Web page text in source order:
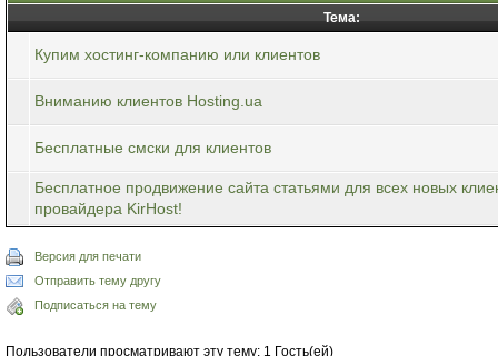
Тема:
Купим хостинг-компанию или клиентов
Вниманию клиентов Hosting.ua
Бесплатные смски для клиентов
Бесплатное продвижение сайта статьями для всех новых
провайдера KirHost!
Версия для печати
Отправить тему другу
Подписаться на тему
Пользователи просматривают эту тему: 1 Гость(ей)